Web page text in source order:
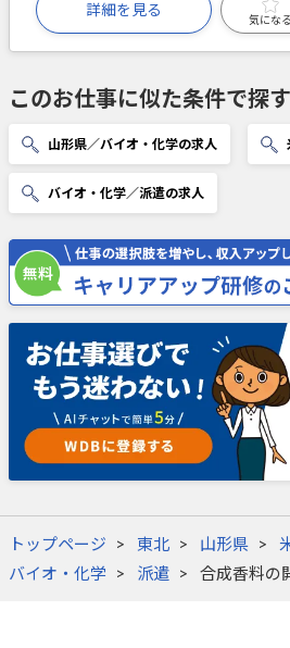
詳細を見る
気になる
このお仕事に似た条件で探す
山形県／バイオ・化学の求人
バイオ・化学／派遣の求人
トップページ 東北 山形県
バイオ・化学
派遣 合成香料の